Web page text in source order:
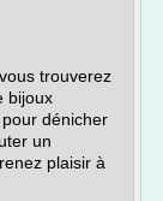
trouverez
bijoux
dénicher
un
plaisir à